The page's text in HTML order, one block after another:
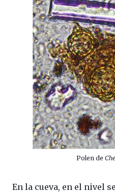
Polen de
En la cueva, en el nivel